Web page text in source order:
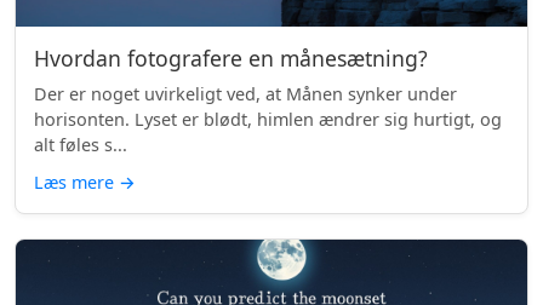
Hvordan fotografere en månesætning?
Der er noget uvirkeligt ved, at Månen synker under
horisonten. Lyset er blødt, himlen ændrer sig hurtigt, og
alt føles s...
Læs mere →